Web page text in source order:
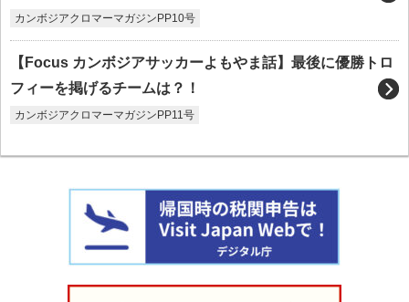
カンボジアクロマーマガジンPP10号
【Focus カンボジアサッカーよもやま話】最後に優勝トロ
フィーを掲げるチームは？！
カンボジアクロマーマガジンPP11号